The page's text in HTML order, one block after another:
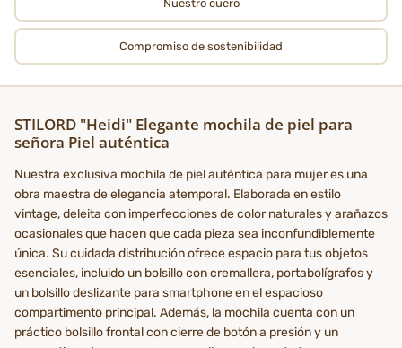
Nuestro cuero
Compromiso de sostenibilidad
STILORD "Heidi" Elegante mochila de piel para
señora Piel auténtica
Nuestra exclusiva mochila de piel auténtica para mujer es una
obra maestra de elegancia atemporal. Elaborada en estilo
vintage, deleita con imperfecciones de color naturales y arañazos
ocasionales que hacen que cada pieza sea inconfundiblemente
única. Su cuidada distribución ofrece espacio para tus objetos
esenciales, incluido un bolsillo con cremallera, portabolígrafos y
un bolsillo deslizante para smartphone en el espacioso
compartimento principal. Además, la mochila cuenta con un
práctico bolsillo frontal con cierre de botón a presión y un